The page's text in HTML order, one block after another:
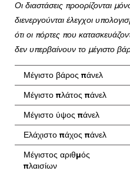
Οι διαστάσεις προορίζονται
διενεργούνται έλεγχοι
ότι οι πόρτες που
δεν υπερβαίνουν το μέγιστο
Μέγιστο βάρος πάνελ
Μέγιστο πλάτος πάνελ
Μέγιστο ύψος πάνελ
Ελάχιστο πάχος πάνελ
Μέγιστος αριθμός
πλαισίων